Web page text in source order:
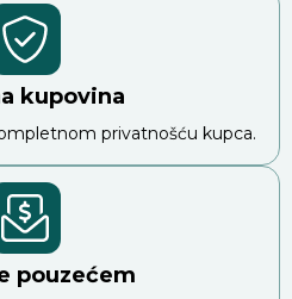
kupovina
privatnošću kupca.
pouzećem